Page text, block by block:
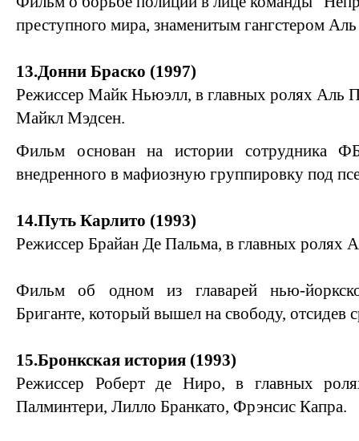
преступного мира, знаменитым гангстером
13.Донни Браско (1997)
Режиссер Майк Ньюэлл, в главных ролях Аль
Майкл Мэдсен.
Фильм основан на истории сотрудника
внедренного в мафиозную группировку под
14.Путь Карлито (1993)
Режиссер Брайан Де Пальма, в главных
Фильм об одном из главарей нью-
Бриганте, который вышел на свободу, отсидев
15.Бронкская история (1993)
Режиссер Роберт де Ниро, в главных
Палминтери, Лилло Бранкато, Фрэнсис Капра.